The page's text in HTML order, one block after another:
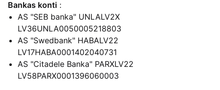
Bankas konti :
AS "SEB banka" UNLALV2X
LV36UNLA0050005218803
AS "Swedbank" HABALV22
LV17HABA0001402040731
AS "Citadele Banka" PARXLV22
LV58PARX0001396060003